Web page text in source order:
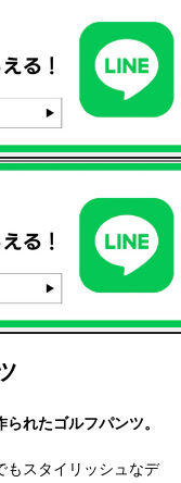
れたゴルフパンツ。
もスタイリッシュなデ